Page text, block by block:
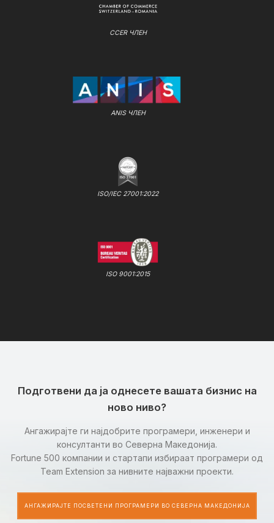
CCER ЧЛЕН
ANIS ЧЛЕН
ISO/IEC 27001:2022
ISO 9001:2015
Подготвени да ја однесете вашата бизнис на
ново ниво?
Ангажирајте ги најдобрите програмери, инженери и
консултанти во Северна Македонија.
Fortune 500 компании и стартапи избираат програмери од
Team Extension за нивните најважни проекти.
АНГАЖИРАЈТЕ ПОСВЕТЕНИ ПРОГРАМЕРИ ВО СЕВЕРНА МАКЕДОНИЈА